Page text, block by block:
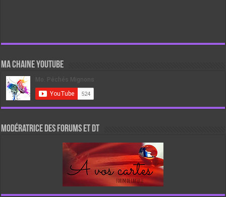
Ma chaine Youtube
Modératrice des forums et DT